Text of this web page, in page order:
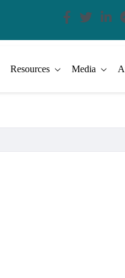
Resources Media